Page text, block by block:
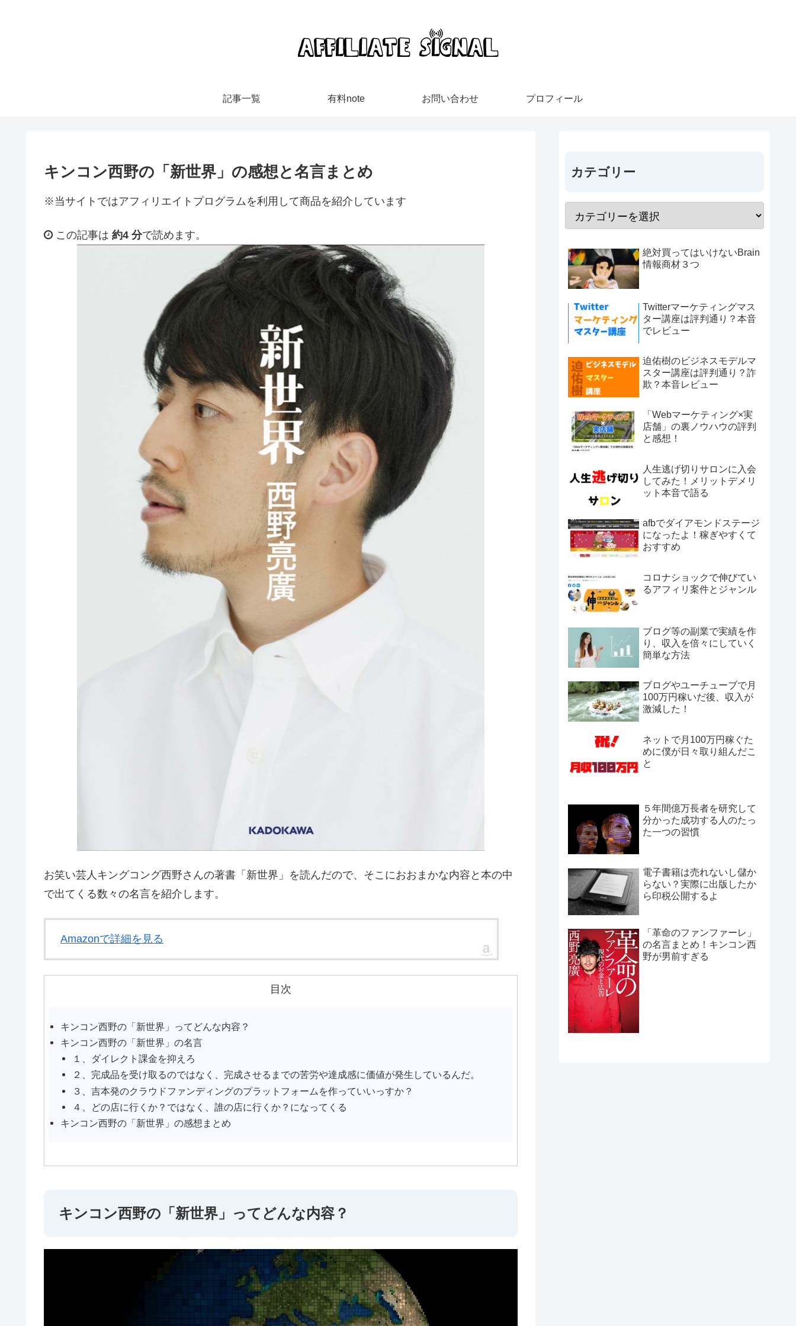
記事一覧 有料note お問い合わせ プロフィール
キンコン西野の「新世界」の感想と名言まとめ
※当サイトではアフィリエイトプログラムを利用して商品を紹介しています
この記事は 約4 分で読めます。
お笑い芸人キングコング西野さんの著書「新世界」を読んだので、そこにおおまかな内容と本の中
で出てくる数々の名言を紹介します。
Amazonで詳細を見る
目次
キンコン西野の「新世界」ってどんな内容？
キンコン西野の「新世界」の名言
１、ダイレクト課金を抑えろ
２、完成品を受け取るのではなく、完成させるまでの苦労や達成感に価値が発生しているんだ。
３、吉本発のクラウドファンディングのプラットフォームを作っていいっすか？
４、どの店に行くか？ではなく、誰の店に行くか？になってくる
キンコン西野の「新世界」の感想まとめ
キンコン西野の「新世界」ってどんな内容？
カテゴリー
絶対買ってはいけないBrain
情報商材３つ
Twitterマーケティングマス
ター講座は評判通り？本音
でレビュー
迫佑樹のビジネスモデルマ
スター講座は評判通り？詐
欺？本音レビュー
「Webマーケティング×実
店舗」の裏ノウハウの評判
と感想！
人生逃げ切りサロンに入会
してみた！メリットデメリ
ット本音で語る
afbでダイアモンドステージ
になったよ！稼ぎやすくて
おすすめ
コロナショックで伸びてい
るアフィリ案件とジャンル
ブログ等の副業で実績を作
り、収入を倍々にしていく
簡単な方法
ブログやユーチューブで月
100万円稼いだ後、収入が
激減した！
ネットで月100万円稼ぐた
めに僕が日々取り組んだこ
と
５年間億万長者を研究して
分かった成功する人のたっ
た一つの習慣
電子書籍は売れないし儲か
らない？実際に出版したか
ら印税公開するよ
「革命のファンファーレ」
の名言まとめ！キンコン西
野が男前すぎる